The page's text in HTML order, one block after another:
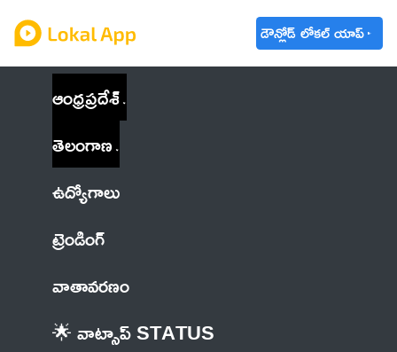
డౌన్లోడ్ లోకల్ యాప్
ఆంధ్రప్రదేశ్
తెలంగాణ
ఉద్యోగాలు
ట్రెండింగ్
వాతావరణం
🌟 వాట్సాప్ STATUS